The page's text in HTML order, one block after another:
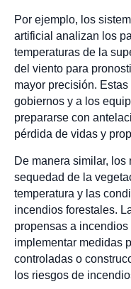
Por ejemplo, los
artificial analizan los
temperaturas de la
del viento para
mayor precisión.
gobiernos y a los
prepararse con
pérdida de vidas y
De manera similar, los
sequedad de la
temperatura y las
incendios forestales.
propensas a
implementar medidas
controladas o
los riesgos de